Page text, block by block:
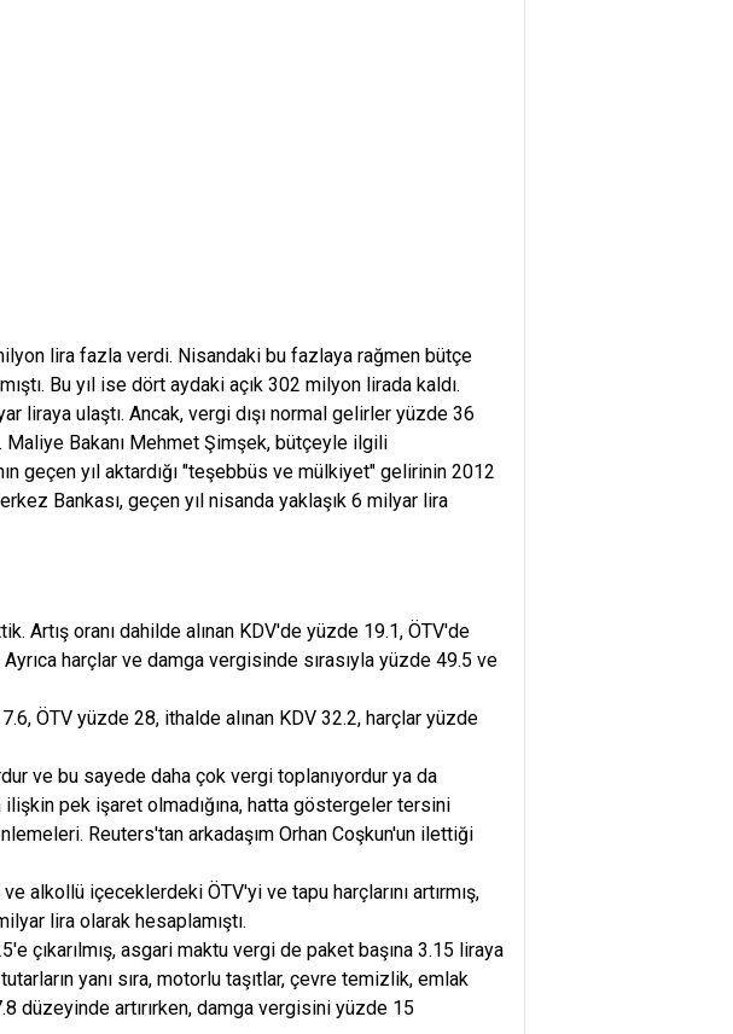
lira fazla verdi. Nisandaki bu fazlaya rağmen bütçe
Bu yıl ise dört aydaki açık 302 milyon lirada kaldı.
liraya ulaştı. Ancak, vergi dışı normal gelirler yüzde 36
Bakanı Mehmet Şimşek, bütçeyle ilgili
geçen yıl aktardığı "teşebbüs ve mülkiyet" gelirinin 2012
Bankası, geçen yıl nisanda yaklaşık 6 milyar lira
Artış oranı dahilde alınan KDV'de yüzde 19.1, ÖTV'de
harçlar ve damga vergisinde sırasıyla yüzde 49.5 ve
ÖTV yüzde 28, ithalde alınan KDV 32.2, harçlar yüzde
ve bu sayede daha çok vergi toplanıyordur ya da
ilişkin pek işaret olmadığına, hatta göstergeler tersini
Reuters'tan arkadaşım Orhan Coşkun'un ilettiği
alkollü içeceklerdeki ÖTV'yi ve tapu harçlarını artırmış,
lira olarak hesaplamıştı.
çıkarılmış, asgari maktu vergi de paket başına 3.15 liraya
yanı sıra, motorlu taşıtlar, çevre temizlik, emlak
düzeyinde artırırken, damga vergisini yüzde 15